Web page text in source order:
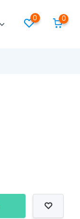
0 0